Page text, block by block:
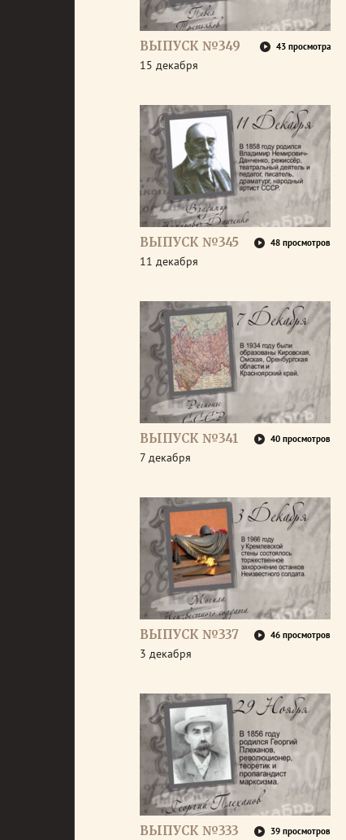
ВЫПУСК №349 43 просмотра
15 декабря
ВЫПУСК №345 48 просмотров
11 декабря
ВЫПУСК №341 40 просмотров
7 декабря
ВЫПУСК №337 46 просмотров
3 декабря
ВЫПУСК №333 39 просмотров